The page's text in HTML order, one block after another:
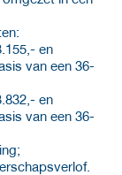
en
van een 36-
en
van een 36-